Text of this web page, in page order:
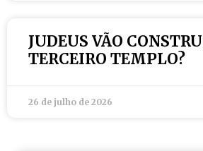
JUDEUS VÃO
TERCEIRO TEMPLO?
26 de julho de 2026